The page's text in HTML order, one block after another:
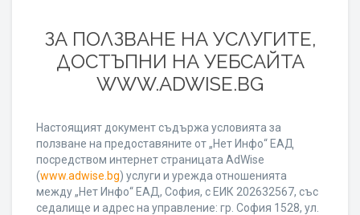
ЗА ПОЛЗВАНЕ НА УСЛУГИТЕ,
ДОСТЪПНИ НА УЕБСАЙТА
WWW.ADWISE.BG
Настоящият документ съдържа условията за
ползване на предоставяните от „Нет Инфо“ ЕАД
посредством интернет страницата AdWise
(www.adwise.bg) услуги и урежда отношенията
между „Нет Инфо“ ЕАД, София, с ЕИК 202632567, със
седалище и адрес на управление: гр. София 1528, ул.